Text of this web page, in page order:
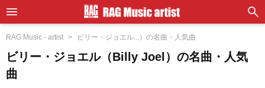
RAG Music - artist ビリー・ジョエル...）の名曲・人気曲
ビリー・ジョエル（Billy Joel）の名曲・人気
曲